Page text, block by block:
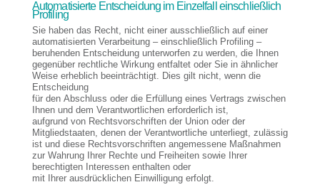
Automatisierte Entscheidung im Einzelfall einschließlich
Profiling
Sie haben das Recht, nicht einer ausschließlich auf einer
automatisierten Verarbeitung – einschließlich Profiling –
beruhenden Entscheidung unterworfen zu werden, die Ihnen
gegenüber rechtliche Wirkung entfaltet oder Sie in ähnlicher
Weise erheblich beeinträchtigt. Dies gilt nicht, wenn die
Entscheidung
für den Abschluss oder die Erfüllung eines Vertrags zwischen
Ihnen und dem Verantwortlichen erforderlich ist,
aufgrund von Rechtsvorschriften der Union oder der
Mitgliedstaaten, denen der Verantwortliche unterliegt, zulässig
ist und diese Rechtsvorschriften angemessene Maßnahmen
zur Wahrung Ihrer Rechte und Freiheiten sowie Ihrer
berechtigten Interessen enthalten oder
mit Ihrer ausdrücklichen Einwilligung erfolgt.